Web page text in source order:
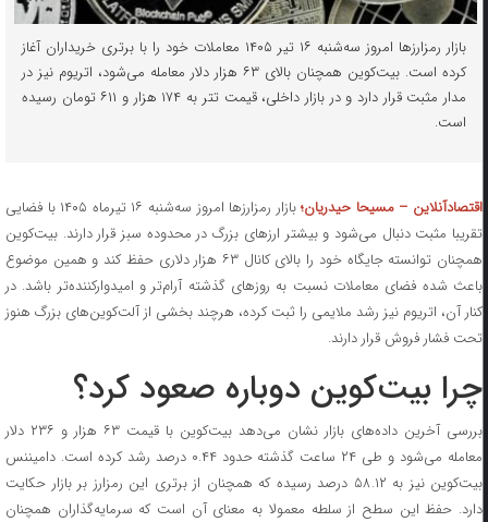
بازار رمزارزها امروز سه‌شنبه ۱۶ تیر ۱۴۰۵ معاملات خود را با برتری خریداران آغاز
کرده است. بیت‌کوین همچنان بالای ۶۳ هزار دلار معامله می‌شود، اتریوم نیز در
مدار مثبت قرار دارد و در بازار داخلی، قیمت تتر به ۱۷۴ هزار و ۶۱۱ تومان رسیده
است.
اقتصادآنلاین – مسیحا حیدریان؛
بازار رمزارزها امروز سه‌شنبه ۱۶ تیرماه ۱۴۰۵ با فضایی
تقریبا مثبت دنبال می‌شود و بیشتر ارزهای بزرگ در محدوده سبز قرار دارند. بیت‌کوین
همچنان توانسته جایگاه خود را بالای کانال ۶۳ هزار دلاری حفظ کند و همین موضوع
باعث شده فضای معاملات نسبت به روز‌های گذشته آرام‌تر و امیدوارکننده‌تر باشد. در
کنار آن، اتریوم نیز رشد ملایمی را ثبت کرده، هرچند بخشی از آلت‌کوین‌های بزرگ هنوز
تحت فشار فروش قرار دارند.
چرا بیت‌کوین دوباره صعود کرد؟
بررسی آخرین داده‌های بازار نشان می‌دهد بیت‌کوین با قیمت ۶۳ هزار و ۲۳۶ دلار
معامله می‌شود و طی ۲۴ ساعت گذشته حدود ۰.۴۴ درصد رشد کرده است. دامیننس
بیت‌کوین نیز به ۵۸.۱۲ درصد رسیده که همچنان از برتری این رمزارز بر بازار حکایت
دارد. حفظ این سطح از سلطه معمولا به معنای آن است که سرمایه‌گذاران همچنان